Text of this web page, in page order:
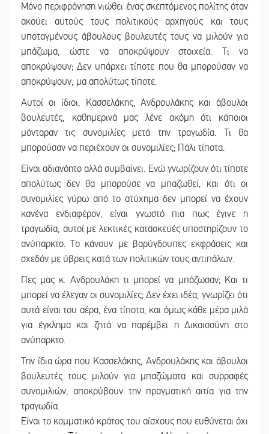
Μόνο περιφρόνηση νιώθει ένας σκεπτόμενος πολίτης όταν
ακούει αυτούς τους πολιτικούς αρχηγούς και τους
υποταγμένους άβουλους βουλευτές τους να μιλούν για
μπάζωμα, ώστε να αποκρύψουν στοιχεία. Τι να
αποκρύψουν; Δεν υπάρχει τίποτε που θα μπορούσαν να
αποκρύψουν, μα απολύτως τίποτε.
Αυτοί οι ίδιοι, Κασσελάκης, Ανδρουλάκης και άβουλοι
βουλευτές, καθημερινά μας λένε ακόμη ότι κάποιοι
μόνταραν τις συνομιλίες μετά την τραγωδία. Τι θα
μπορούσαν να περιέχουν οι συνομιλίες; Πάλι τίποτα.
Είναι αδιανόητο αλλά συμβαίνει. Ενώ γνωρίζουν ότι τίποτε
απολύτως δεν θα μπορούσε να μπαζωθεί, και ότι οι
συνομιλίες γύρω από το ατύχημα δεν μπορεί να έχουν
κανένα ενδιαφέρον, είναι γνωστό πια πως έγινε η
τραγωδία, αυτοί με λεκτικές κατασκευές υποστηρίζουν το
ανύπαρκτο. Το κάνουν με βαρύγδουπες εκφράσεις και
σχεδόν με ύβρεις κατά των πολιτικών τους αντιπάλων.
Πες μας κ. Ανδρουλάκη τι μπορεί να μπάζωσαν; Και τι
μπορεί να έλεγαν οι συνομιλίες; Δεν έχει ιδέα, γνωρίζει ότι
αυτά είναι του αέρα, ένα τίποτα, και όμως κάθε μέρα μιλά
για έγκλημα και ζητά να παρέμβει η Δικαιοσύνη στο
ανύπαρκτο.
Την ίδια ώρα που Κασσελάκης, Ανδρουλάκης και άβουλοι
βουλευτές τους μιλούν για μπαζώματα και συρραφές
συνομιλιών, αποκρύβουν την πραγματική αιτία για την
τραγωδία.
Είναι το κομματικό κράτος του αίσχους που ευθύνεται όχι